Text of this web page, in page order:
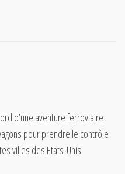
d’une aventure ferroviaire
pour prendre le contrôle
villes des Etats-Unis